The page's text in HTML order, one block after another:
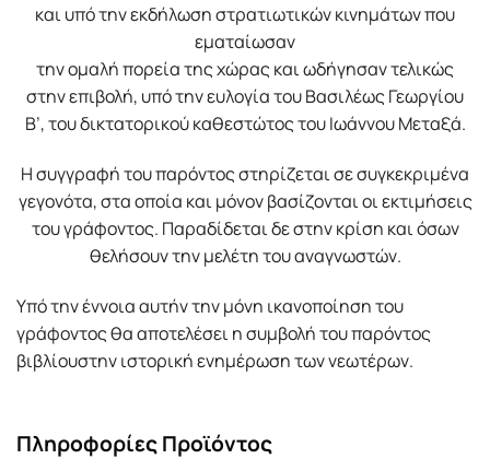
και υπό την εκδήλωση στρατιωτικών κινηµάτων που
εµαταίωσαν
την οµαλή πορεία της χώρας και ωδήγησαν τελικώς
στην επιβολή, υπό την ευλογία του Βασιλέως Γεωργίου
Β’, του δικτατορικού καθεστώτος του Ιωάννου Μεταξά.
Η συγγραφή του παρόντος στηρίζεται σε συγκεκριµένα
γεγονότα, στα οποία και µόνον βασίζονται οι εκτιµήσεις
του γράφοντος. Παραδίδεται δε στην κρίση και όσων
θελήσουν την µελέτη του αναγνωστών.
Υπό την έννοια αυτήν την µόνη ικανοποίηση του
γράφοντος θα αποτελέσει η συµβολή του παρόντος
βιβλίουστην ιστορική ενηµέρωση των νεωτέρων.
Πληροφορίες Προϊόντος